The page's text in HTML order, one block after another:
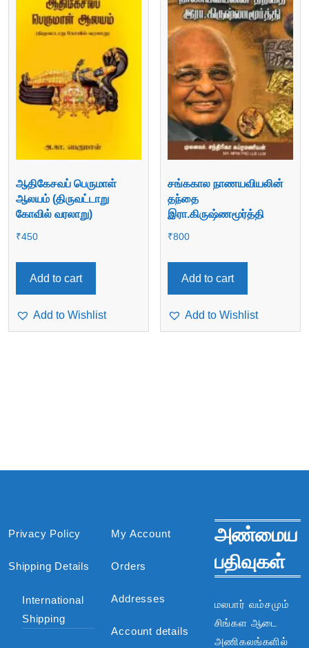
ஆதிகேசவப் பெருமாள்
ஆலயம் (திருவட்டாறு
கோவில் வரலாறு)
₹450
Add to cart
Add to Wishlist
சங்ககால நாணயவியலின்
தந்தை
இரா.கிருஷ்ணமூர்த்தி
₹800
Add to cart
Add to Wishlist
Privacy Policy
Shipping Details
International
Shipping
My Account
Orders
Addresses
Account details
அண்மைய
பதிவுகள்
மலபார் வம்சமும்
சிங்கள ஆடை
அணிகலங்களில்